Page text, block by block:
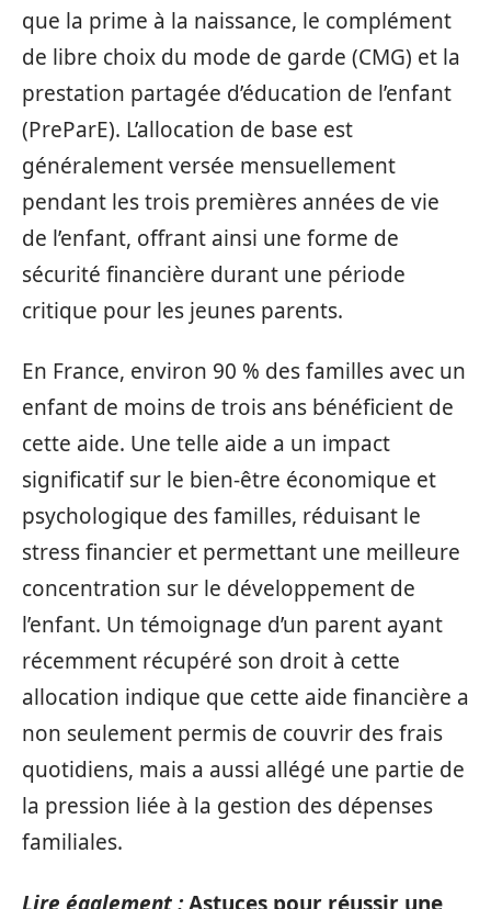
que la prime à la naissance, le complément
de libre choix du mode de garde (CMG) et la
prestation partagée d’éducation de l’enfant
(PreParE). L’allocation de base est
généralement versée mensuellement
pendant les trois premières années de vie
de l’enfant, offrant ainsi une forme de
sécurité financière durant une période
critique pour les jeunes parents.
En France, environ 90 % des familles avec un
enfant de moins de trois ans bénéficient de
cette aide. Une telle aide a un impact
significatif sur le bien-être économique et
psychologique des familles, réduisant le
stress financier et permettant une meilleure
concentration sur le développement de
l’enfant. Un témoignage d’un parent ayant
récemment récupéré son droit à cette
allocation indique que cette aide financière a
non seulement permis de couvrir des frais
quotidiens, mais a aussi allégé une partie de
la pression liée à la gestion des dépenses
familiales.
Lire également :Astuces pour réussir une